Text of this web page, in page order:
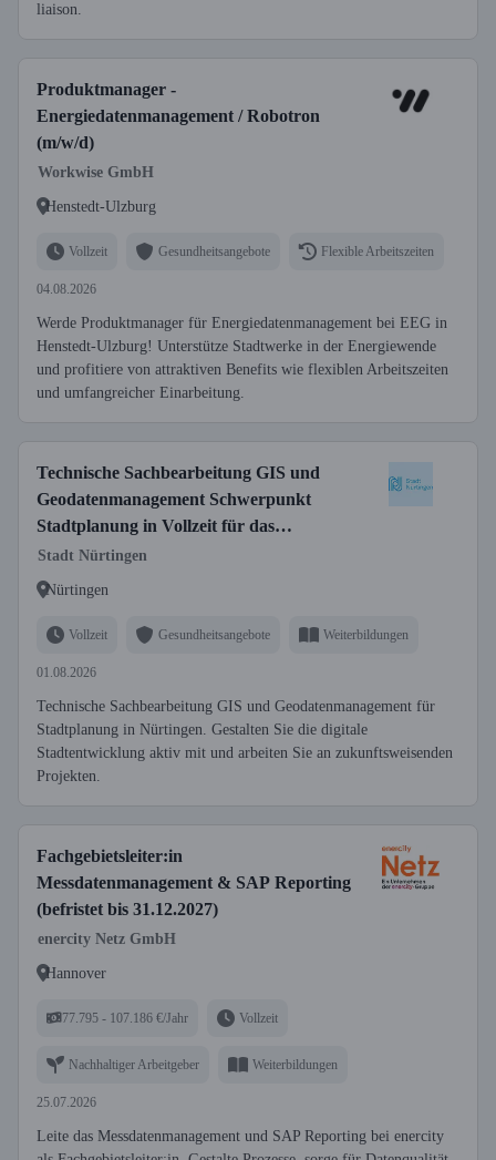
liaison.
Produktmanager -
Energiedatenmanagement / Robotron
(m/w/d)
Workwise GmbH
Henstedt-Ulzburg
Vollzeit Gesundheitsangebote Flexible Arbeitszeiten
04.08.2026
Werde Produktmanager für Energiedatenmanagement bei EEG in
Henstedt-Ulzburg! Unterstütze Stadtwerke in der Energiewende
und profitiere von attraktiven Benefits wie flexiblen Arbeitszeiten
und umfangreicher Einarbeitung.
Technische Sachbearbeitung GIS und
Geodatenmanagement Schwerpunkt
Stadtplanung in Vollzeit für das
Stadtplanungsamt (m/w/d)
Stadt Nürtingen
Nürtingen
Vollzeit Gesundheitsangebote Weiterbildungen
01.08.2026
Technische Sachbearbeitung GIS und Geodatenmanagement für
Stadtplanung in Nürtingen. Gestalten Sie die digitale
Stadtentwicklung aktiv mit und arbeiten Sie an zukunftsweisenden
Projekten.
Fachgebietsleiter:in
Messdatenmanagement & SAP Reporting
(befristet bis 31.12.2027)
enercity Netz GmbH
Hannover
77.795 - 107.186 €/Jahr Vollzeit
Nachhaltiger Arbeitgeber Weiterbildungen
25.07.2026
Leite das Messdatenmanagement und SAP Reporting bei enercity